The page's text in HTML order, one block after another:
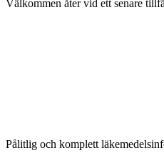
Välkommen åter vid ett senare
Pålitlig och komplett